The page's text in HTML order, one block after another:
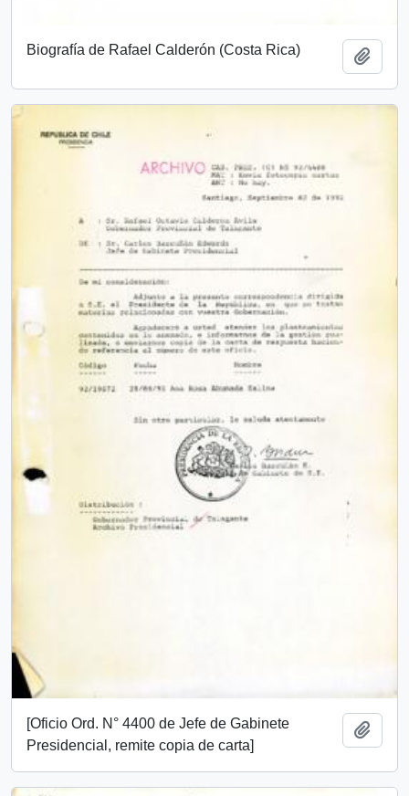
Biografía de Rafael Calderón (Costa Rica)
[Oficio Ord. N° 4400 de Jefe de Gabinete
Presidencial, remite copia de carta]